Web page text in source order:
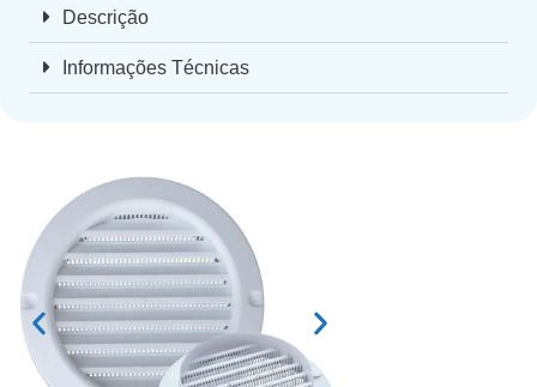
Descrição
Informações Técnicas